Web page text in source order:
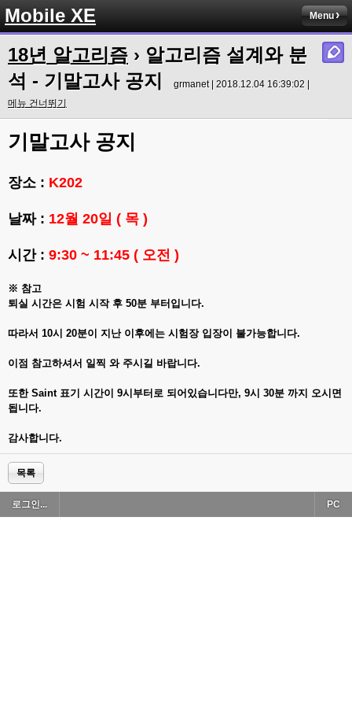
Mobile XE Menu
18년 알고리즘 › 알고리즘 설계와 분
석 - 기말고사 공지
grmanet | 2018.12.04 16:39:02 |
메뉴 건너뛰기
기말고사 공지
장소 : K202
날짜 : 12월 20일 ( 목 )
시간 : 9:30 ~ 11:45 ( 오전 )
※ 참고
퇴실 시간은 시험 시작 후 50분 부터입니다.
따라서 10시 20분이 지난 이후에는 시험장 입장이 불가능합니다.
이점 참고하셔서 일찍 와 주시길 바랍니다.
또한 Saint 표기 시간이 9시부터로 되어있습니다만, 9시 30분 까지 오시면
됩니다.
감사합니다.
목록
로그인... PC